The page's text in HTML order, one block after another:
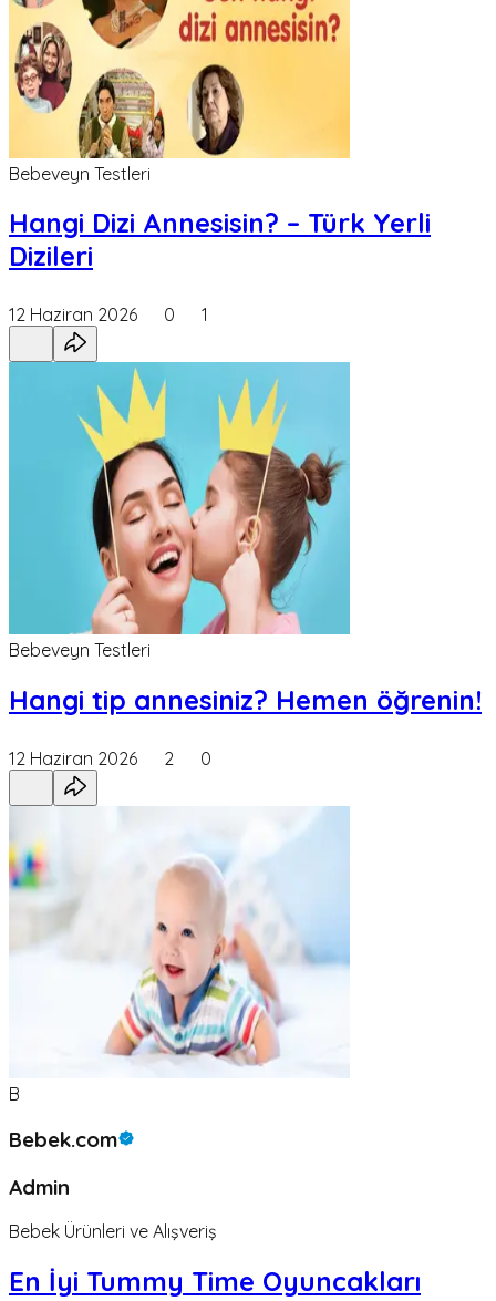
Bebeveyn Testleri
Hangi Dizi Annesisin? – Türk Yerli
Dizileri
12 Haziran 2026 0 1
Bebeveyn Testleri
Hangi tip annesiniz? Hemen öğrenin!
12 Haziran 2026 2 0
B
Bebek.com
Admin
Bebek Ürünleri ve Alışveriş
En İyi Tummy Time Oyuncakları